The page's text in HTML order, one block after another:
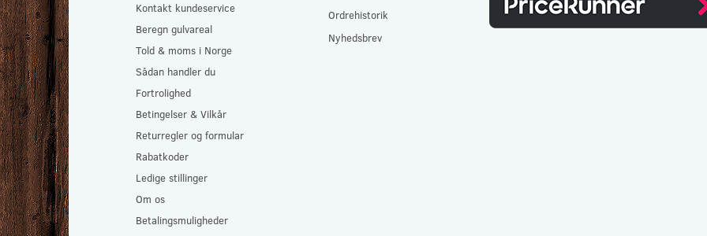
Kontakt kundeservice
Beregn gulvareal
Told & moms i Norge
Sådan handler du
Fortrolighed
Betingelser & Vilkår
Returregler og formular
Rabatkoder
Ledige stillinger
Om os
Betalingsmuligheder
Ordrehistorik
Nyhedsbrev